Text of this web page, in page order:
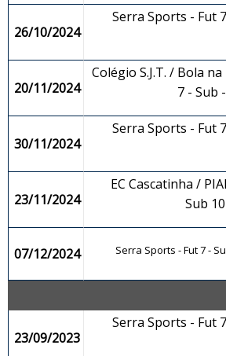
26/10/2024
Serra Sports - Fut
20/11/2024
Colégio S.J.T. / Bola
7 - Sub
30/11/2024
Serra Sports - Fut
23/11/2024
EC Cascatinha /
Sub
07/12/2024 Serra Sports - Fut 7 -
23/09/2023
Serra Sports - Fut